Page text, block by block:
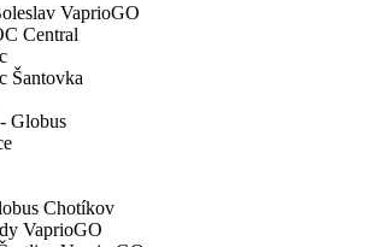
VaprioGO
Central
Šantovka
Globus
Chotíkov
VaprioGO